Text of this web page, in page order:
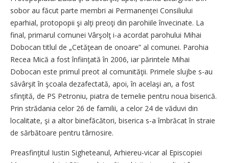
sobor au făcut parte membri ai Permanenţei Consiliului
eparhial, protopopii şi alţi preoţi din parohiile învecinate. La
final, primarul comunei Vârşolţ i-a acordat parohului Mihai
Dobocan titlul de „Cetăţean de onoare” al comunei. Parohia
Recea Mică a fost înfiinţată în 2006, iar părintele Mihai
Dobocan este primul preot al comunităţii. Primele slujbe s-au
săvârşit în şcoala dezafectată, apoi, în acelaşi an, a fost
sfinţită, de PS Petroniu, piatra de temelie pentru noua biserică.
Prin strădania celor 26 de familii, a celor 24 de văduvi din
localitate, şi a altor binefăcători, biserica s-a îmbrăcat în straie
de sărbătoare pentru târnosire.
Preasfinţitul Iustin Sigheteanul, Arhiereu-vicar al Episcopiei